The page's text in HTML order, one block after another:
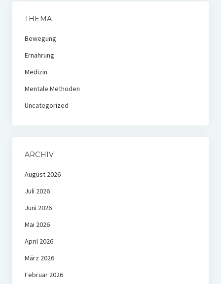
THEMA
Bewegung
Ernährung
Medizin
Mentale Methoden
Uncategorized
ARCHIV
August 2026
Juli 2026
Juni 2026
Mai 2026
April 2026
März 2026
Februar 2026